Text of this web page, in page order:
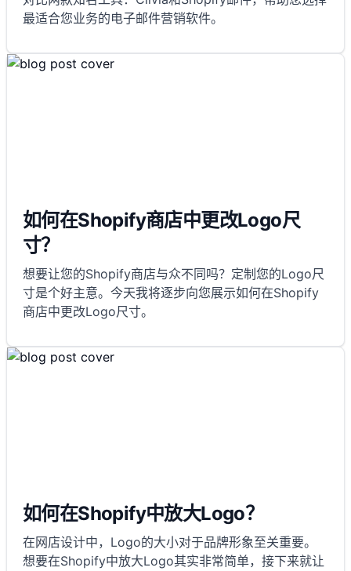
最适合您业务的电子邮件营销软件。
如何在Shopify商店中更改Logo尺
寸？
想要让您的Shopify商店与众不同吗？定制您的Logo尺
寸是个好主意。今天我将逐步向您展示如何在Shopify
商店中更改Logo尺寸。
如何在Shopify中放大Logo？
在网店设计中，Logo的大小对于品牌形象至关重要。
想要在Shopify中放大Logo其实非常简单，接下来就让